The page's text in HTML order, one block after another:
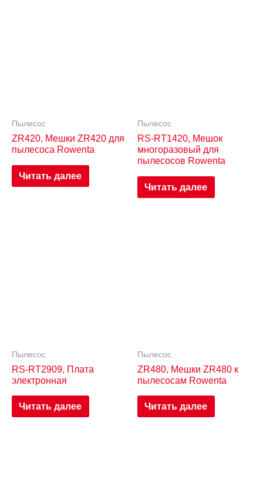
Пылесос
ZR420, Мешки ZR420 для
пылесоса Rowenta
Читать далее
Пылесос
RS-RT1420, Мешок
многоразовый для
пылесосов Rowenta
Читать далее
Пылесос
RS-RT2909, Плата
электронная
Читать далее
Пылесос
ZR480, Мешки ZR480 к
пылесосам Rowenta
Читать далее